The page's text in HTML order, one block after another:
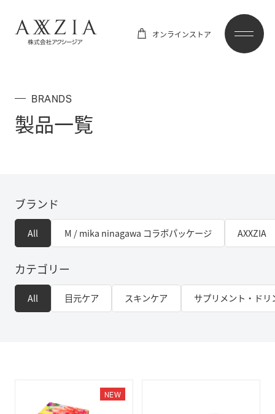
オンラインストア
BRANDS
製品一覧
ブランド
All M / mika ninagawa コラボパッケージ AXXZIA
カテゴリー
All 目元ケア スキンケア サプリメント・ドリ
NEW